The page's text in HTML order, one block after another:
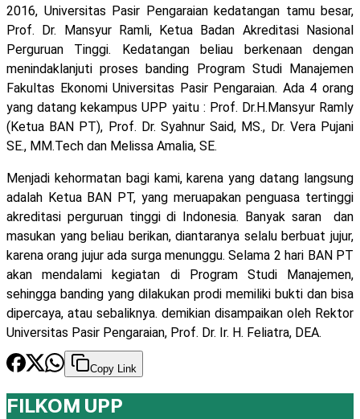
2016, Universitas Pasir Pengaraian kedatangan tamu besar,
Prof. Dr. Mansyur Ramli, Ketua Badan Akreditasi Nasional
Perguruan Tinggi. Kedatangan beliau berkenaan dengan
menindaklanjuti proses banding Program Studi Manajemen
Fakultas Ekonomi Universitas Pasir Pengaraian. Ada 4 orang
yang datang kekampus UPP yaitu : Prof. Dr.H.Mansyur Ramly
(Ketua BAN PT), Prof. Dr. Syahnur Said, MS., Dr. Vera Pujani
SE., MM.Tech dan Melissa Amalia, SE.
Menjadi kehormatan bagi kami, karena yang datang langsung
adalah Ketua BAN PT, yang meruapakan penguasa tertinggi
akreditasi perguruan tinggi di Indonesia. Banyak saran dan
masukan yang beliau berikan, diantaranya selalu berbuat jujur,
karena orang jujur ada surga menunggu. Selama 2 hari BAN PT
akan mendalami kegiatan di Program Studi Manajemen,
sehingga banding yang dilakukan prodi memiliki bukti dan bisa
dipercaya, atau sebaliknya. demikian disampaikan oleh Rektor
Universitas Pasir Pengaraian, Prof. Dr. Ir. H. Feliatra, DEA.
Copy Link
FILKOM UPP